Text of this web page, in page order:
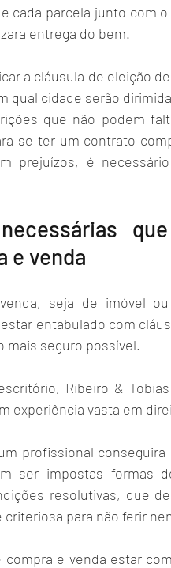
cada parcela junto com
entrega do bem.
a cláusula de eleição
qual cidade serão
que não podem
se ter um contrato
prejuízos, é
e venda
seja de imóvel
entabulado com
mais seguro possível.
Ribeiro &
experiência vasta em
profissional
ser impostas formas
resolutivas, que
para não ferir
e venda estar